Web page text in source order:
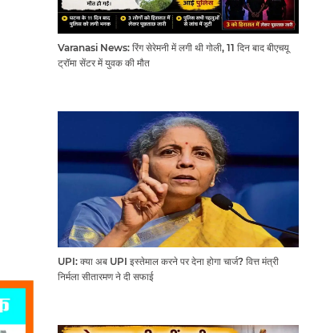
Varanasi News: रिंग सेरेमनी में लगी थी गोली, 11 दिन बाद बीएचयू
ट्रॉमा सेंटर में युवक की मौत
UPI: क्या अब UPI इस्तेमाल करने पर देना होगा चार्ज? वित्त मंत्री
निर्मला सीतारमण ने दी सफाई